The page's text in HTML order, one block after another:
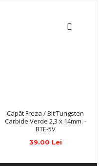
Capăt Freza / Bit Tungsten
Carbide Verde 2,3 x 14mm. -
BTE-5V
39.00 Lei